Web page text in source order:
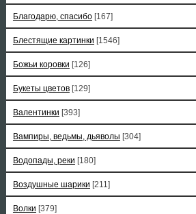
Благодарю, спасибо [167]
Блестящие картинки [1546]
Божьи коровки [126]
Букеты цветов [129]
Валентинки [393]
Вампиры, ведьмы, дьяволы [304]
Водопады, реки [180]
Воздушные шарики [211]
Волки [379]